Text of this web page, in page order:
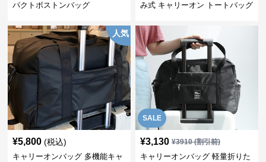
パクトボストンバッグ
み式 キャリーオン トートバッグ
人気
¥5,800 (税込)
キャリーオンバッグ 多機能キャ
SALE
¥3,130 ¥3910(割引前)
キャリーオンバッグ 軽量折りた